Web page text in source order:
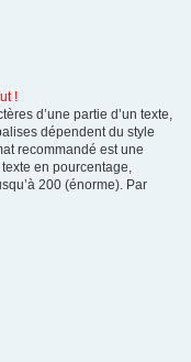
!
d’une partie d’un texte,
dépendent du style
recommandé est une
en pourcentage,
200 (énorme). Par